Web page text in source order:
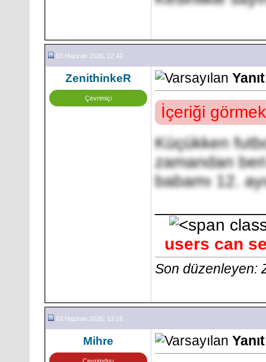
03 Haziran 2026, 12:42
ZenithinkeR
Çevrimiçi
İçeriği
Küçükken
zamandan
babamı 12.
users can
Son düzenleyen:
03 Haziran 2026, 13:16
Mihre